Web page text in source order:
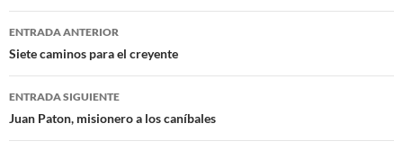
Navegación
de
entradas
ENTRADA ANTERIOR
Siete caminos para el creyente
ENTRADA SIGUIENTE
Juan Paton, misionero a los caníbales